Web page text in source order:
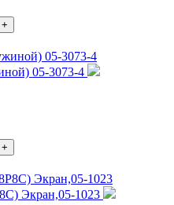
+
05-3073-4
+
Экран,05-1023